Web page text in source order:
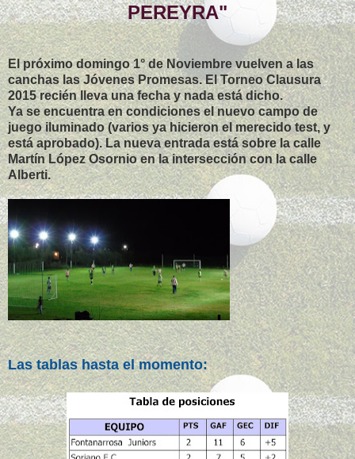
PEREYRA"
El próximo domingo 1° de Noviembre vuelven a las
canchas las Jóvenes Promesas. El Torneo Clausura
2015 recién lleva una fecha y nada está dicho.
Ya se encuentra en condiciones el nuevo campo de
juego iluminado (varios ya hicieron el merecido test, y
está aprobado). La nueva entrada está sobre la calle
Martín López Osornio en la intersección con la calle
Alberti.
Las tablas hasta el momento: